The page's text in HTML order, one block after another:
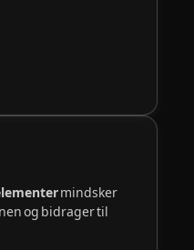
mindsker
og bidrager til